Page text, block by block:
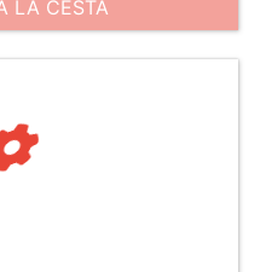
LA CESTA